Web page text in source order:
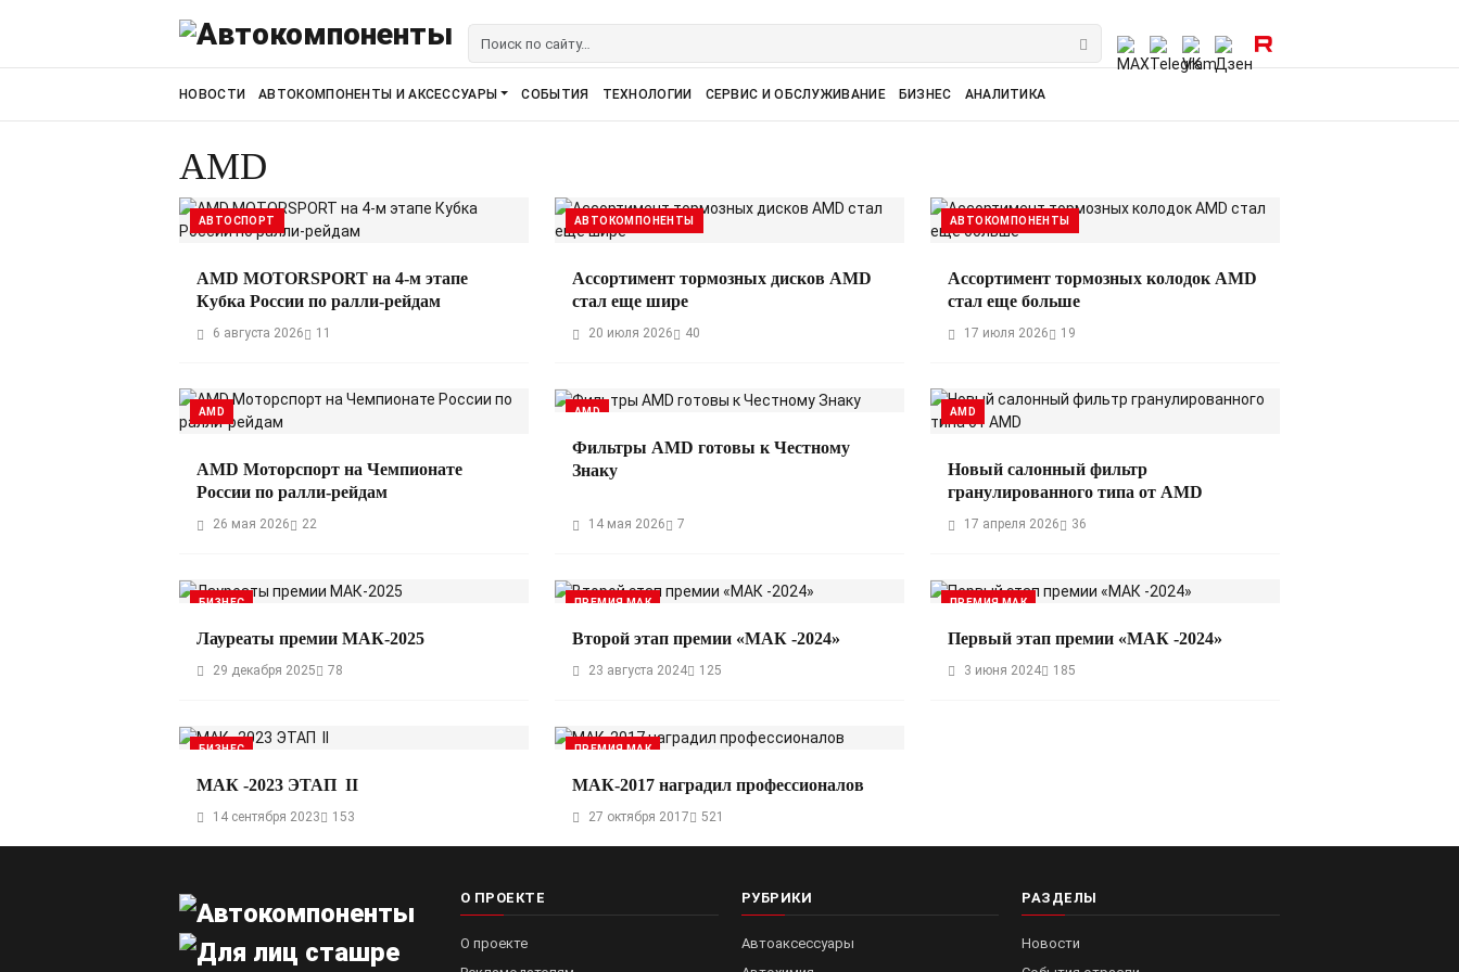
НОВОСТИ АВТОКОМПОНЕНТЫ И АКСЕССУАРЫ СОБЫТИЯ ТЕХНОЛОГИИ СЕРВИС И ОБСЛУЖИВАНИЕ БИЗНЕС АНАЛИТИКА
AMD
АВТОСПОРТ
AMD MOTORSPORT на 4-м этапе
Кубка России по ралли-рейдам
6 августа 2026 11
АВТОКОМПОНЕНТЫ
Ассортимент тормозных дисков AMD
стал еще шире
20 июля 2026 40
АВТОКОМПОНЕНТЫ
Ассортимент тормозных колодок AMD
стал еще больше
17 июля 2026 19
AMD
AMD Моторспорт на Чемпионате
России по ралли-рейдам
26 мая 2026 22
AMD
Фильтры AMD готовы к Честному
Знаку
14 мая 2026 7
AMD
Новый салонный фильтр
гранулированного типа от AMD
17 апреля 2026 36
БИЗНЕС
Лауреаты премии МАК-2025
29 декабря 2025 78
ПРЕМИЯ МАК
Второй этап премии «МАК -2024»
23 августа 2024 125
ПРЕМИЯ МАК
Первый этап премии «МАК -2024»
3 июня 2024 185
БИЗНЕС
МАК -2023 ЭТАП II
14 сентября 2023 153
ПРЕМИЯ МАК
МАК-2017 наградил профессионалов
27 октября 2017 521
О ПРОЕКТЕ
О проекте
РУБРИКИ
Автоаксессуары
РАЗДЕЛЫ
Новости